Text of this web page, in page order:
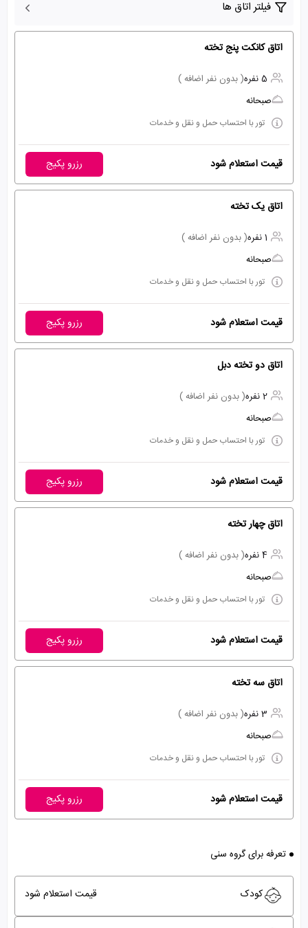
فیلتر اتاق ها
اتاق کانکت پنج تخته
5 نفره
( بدون نفر اضافه )
صبحانه
تور با احتساب حمل و نقل و خدمات
قیمت استعلام شود رزرو پکیج
اتاق یک تخته
1 نفره
( بدون نفر اضافه )
صبحانه
تور با احتساب حمل و نقل و خدمات
قیمت استعلام شود رزرو پکیج
اتاق دو تخته دبل
2 نفره
( بدون نفر اضافه )
صبحانه
تور با احتساب حمل و نقل و خدمات
قیمت استعلام شود رزرو پکیج
اتاق چهار تخته
4 نفره
( بدون نفر اضافه )
صبحانه
تور با احتساب حمل و نقل و خدمات
قیمت استعلام شود رزرو پکیج
اتاق سه تخته
3 نفره
( بدون نفر اضافه )
صبحانه
تور با احتساب حمل و نقل و خدمات
قیمت استعلام شود رزرو پکیج
تعرفه برای گروه سنی
کودک قیمت استعلام شود